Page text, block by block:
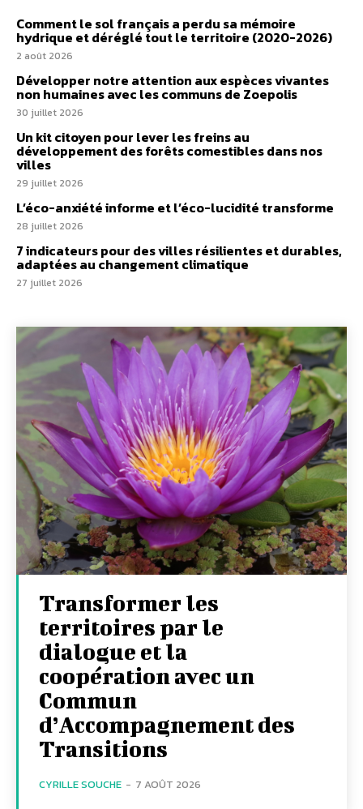
Comment le sol français a perdu sa mémoire
hydrique et déréglé tout le territoire (2020-2026)
2 août 2026
Développer notre attention aux espèces vivantes
non humaines avec les communs de Zoepolis
30 juillet 2026
Un kit citoyen pour lever les freins au
développement des forêts comestibles dans nos
villes
29 juillet 2026
L’éco-anxiété informe et l’éco-lucidité transforme
28 juillet 2026
7 indicateurs pour des villes résilientes et durables,
adaptées au changement climatique
27 juillet 2026
Transformer les
territoires par le
dialogue et la
coopération avec un
Commun
d’Accompagnement des
Transitions
CYRILLE SOUCHE - 7 AOÛT 2026